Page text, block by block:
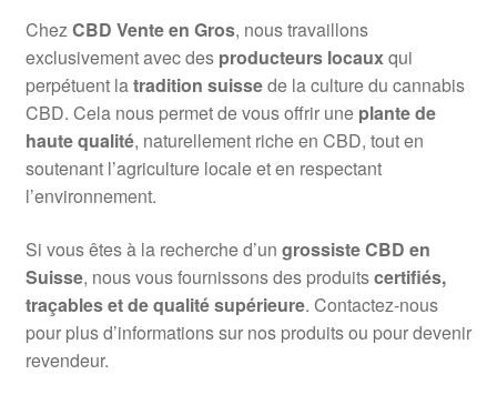
ChezCBD Vente en Gros, nous travaillons
exclusivement avec des producteurs locauxqui
perpétuent latradition suissede la culture du cannabis
CBD. Cela nous permet de vous offrir une plante de
haute qualité, naturellement riche en CBD, tout en
soutenant l’agriculture locale et en respectant
l’environnement.
Si vous êtes à la recherche d’un grossiste CBD en
Suisse, nous vous fournissons des produitscertifiés,
traçables et de qualité supérieure. Contactez-nous
pour plus d’informations sur nos produits ou pour devenir
revendeur.